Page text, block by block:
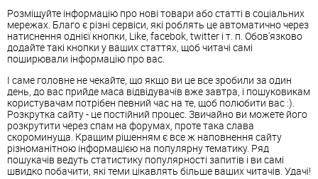
Розміщуйте інформацію про нові товари або статті в соціальних
мережах. Благо є різні сервіси, які роблять це автоматично через
натиснення однієї кнопки, Like, facebok, twitter і т. п. Обов'язково
додайте такі кнопки у ваших статтях, щоб читачі самі
поширювали інформацію про вас.
І саме головне не чекайте, що якщо ви це все зробили за один
день, до вас прийде маса відвідувачів вже завтра, і пошуковикам
користувачам потрібен певний час на те, щоб полюбити вас :).
Розкрутка сайту - це постійний процес. Звичайно ви можете його
розкрутити через спам на форумах, проте така слава
скороминуща. Кращим рішенням є все ж наповнення сайту
різноманітною інформацією на популярну тематику. Ряд
пошукачів ведуть статистику популярності запитів і ви самі
швидко побачити, які теми цікавлять більше ваших читачів. Удачі!